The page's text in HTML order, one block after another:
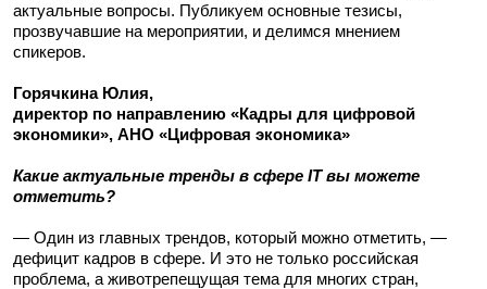
актуальные вопросы. Публикуем основные тезисы,
прозвучавшие на мероприятии, и делимся мнением
спикеров.
Горячкина Юлия,
директор по направлению «Кадры для цифровой
экономики», АНО «Цифровая экономика»
Какие актуальные тренды в сфере IT вы можете
отметить?
— Один из главных трендов, который можно отметить, —
дефицит кадров в сфере. И это не только российская
проблема, а животрепещущая тема для многих стран,